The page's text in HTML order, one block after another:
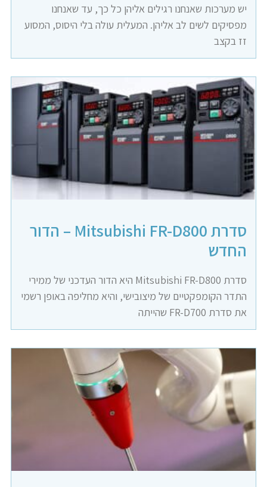
יש מערכות שאנחנו רגילים אליהן כל כך, עד שאנחנו
מפסיקים לשים לב אליהן. המעלית עולה בלי היסוס, המסוע
זז בקצב
סדרת Mitsubishi FR-D800 – הדור
החדש
סדרת Mitsubishi FR-D800 היא הדור העדכני של ממירי
התדר הקומפקטיים של מיצובישי, והיא מחליפה באופן רשמי
את סדרת FR-D700 שהייתה